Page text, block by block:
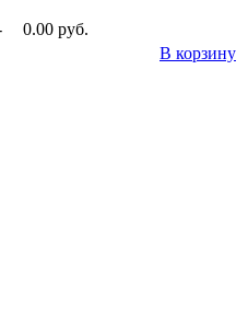
0.00 руб.
В корзину